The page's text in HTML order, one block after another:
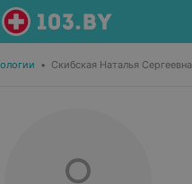
• Скибская Наталья Сергеевна